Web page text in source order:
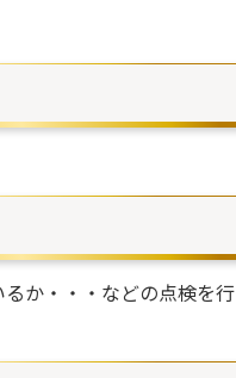
か・・・などの点検を行